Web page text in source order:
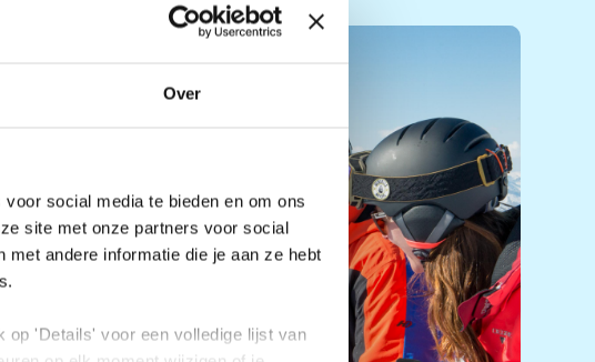
Over
social media te bieden en om ons
site met onze partners voor social
andere informatie die je aan ze hebt
op 'Details' voor een volledige lijst van